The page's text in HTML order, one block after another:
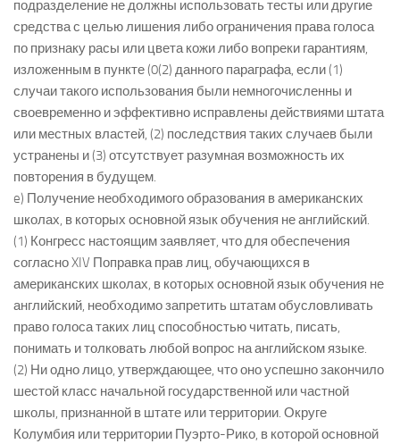
подразделение не должны использовать тесты или другие
средства с целью лишения либо ограничения права голоса
по признаку расы или цвета кожи либо вопреки гарантиям,
изложенным в пункте (0(2) данного параграфа, если (1)
случаи такого использования были немногочисленны и
своевременно и эффективно исправлены действиями штата
или местных властей, (2) последствия таких случаев были
устранены и (3) отсутствует разумная возможность их
повторения в будущем.
e) Получение необходимого образования в американских
школах, в которых основной язык обучения не английский.
(1) Конгресс настоящим заявляет, что для обеспечения
согласно XIV Поправка прав лиц, обучающихся в
американских школах, в которых основной язык обучения не
английский, необходимо запретить штатам обусловливать
право голоса таких лиц способностью читать, писать,
понимать и толковать любой вопрос на английском языке.
(2) Ни одно лицо, утверждающее, что оно успешно закончило
шестой класс начальной государственной или частной
школы, признанной в штате или территории. Округе
Колумбия или территории Пуэрто-Рико, в которой основной